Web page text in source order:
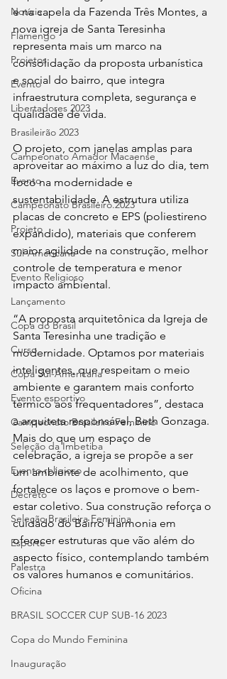
Notícia
Flamengo
Projetos
Evento
Libertadores 2023
Brasileirão 2023
Campeonato Amador Macaense
Evento
Campeonato Brasileiro.2023
Projeto
Sul-Americana
Evento Religioso
Lançamento
Copa do Brasil
Curso
Copa Sul-Americana
Evento esportivo
Campeonato Brasileiro Feminino
Seleção da Imbetiba
Evento religioso
Decreto
Seleção Brasileira Feminina
Esporte
Palestra
Oficina
BRASIL SOCCER CUP SUB-16 2023
Copa do Mundo Feminina
Inauguração
e na capela da Fazenda Três Montes, a
nova igreja de Santa Teresinha
representa mais um marco na
consolidação da proposta urbanística
e social do bairro, que integra
infraestrutura completa, segurança e
qualidade de vida.
O projeto, com janelas amplas para
aproveitar ao máximo a luz do dia, tem
foco na modernidade e
sustentabilidade. A estrutura utiliza
placas de concreto e EPS (poliestireno
expandido), materiais que conferem
maior agilidade na construção, melhor
controle de temperatura e menor
impacto ambiental.
“A proposta arquitetônica da Igreja de
Santa Teresinha une tradição e
modernidade. Optamos por materiais
inteligentes, que respeitam o meio
ambiente e garantem mais conforto
térmico aos frequentadores”, destaca
a arquiteta responsável, Beth Gonzaga.
Mais do que um espaço de
celebração, a igreja se propõe a ser
um ambiente de acolhimento, que
fortalece os laços e promove o bem-
estar coletivo. Sua construção reforça o
cuidado do Bairro Harmonia em
oferecer estruturas que vão além do
aspecto físico, contemplando também
os valores humanos e comunitários.